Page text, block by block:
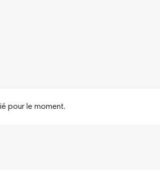
pour le moment.